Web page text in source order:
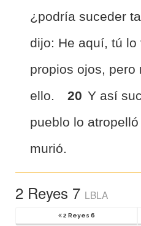
¿podría suceder
dijo: He aquí, tú lo
propios ojos, pero
ello.
20 Y así
pueblo lo
murió.
2 Reyes 7 LBLA
2 Reyes 6